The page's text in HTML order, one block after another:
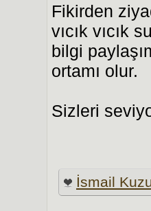
Fikirden
vıcık vıcık
bilgi
ortamı olur.
Sizleri
İsmail